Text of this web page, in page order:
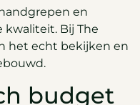
en
kwaliteit. Bij The
het echt bekijken en
budget